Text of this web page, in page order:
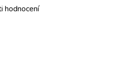
hodnocení